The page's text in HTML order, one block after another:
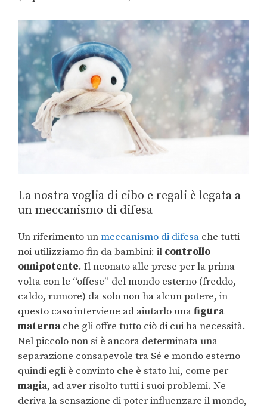
La nostra voglia di cibo e regali è legata a
un meccanismo di difesa
Un riferimento unmeccanismo di difesa che tutti
noi utilizziamo fin da bambini: il controllo
onnipotente. Il neonato alle prese per la prima
volta con le “offese” del mondo esterno (freddo,
caldo, rumore) da solo non ha alcun potere, in
questo caso interviene ad aiutarlo unafigura
materna che gli offre tutto ciò di cui ha necessità.
Nel piccolo non si è ancora determinata una
separazione consapevole tra Sé e mondo esterno
quindi egli è convinto che è stato lui, come per
magia, ad aver risolto tutti i suoi problemi. Ne
deriva la sensazione di poter influenzare il mondo,